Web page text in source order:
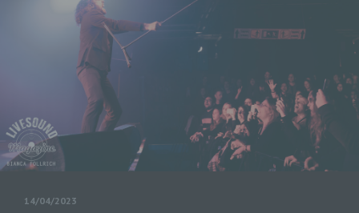
14/04/2023
90491 Nürnberg
Deutschland
01777102175
E-Mail: info@livesound-magazine.com
Cookies / SessionStorage / LocalStorage
Die Internetseiten verwenden teilweise so genannte
sicherer zu machen. Local Storage und